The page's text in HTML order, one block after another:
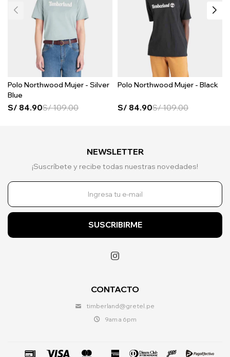
Polo Northwood Mujer - Silver
Blue
S/ 84.90S/109.00
Polo Northwood Mujer - Black
S/ 84.90S/109.00
CONTACTO
timberland@gretel.pe
9am a 6pm
NEWSLETTER
¡Suscríbete y recibe todas nuestras novedades!
SUSCRIBIRME
